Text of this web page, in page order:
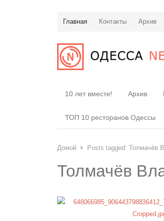
Главная Контакты Архив
10 лет вместе! Архив
ТОП 10 ресторанов Одессы
Домой Posts tagged: Толмачёв
Толмачёв